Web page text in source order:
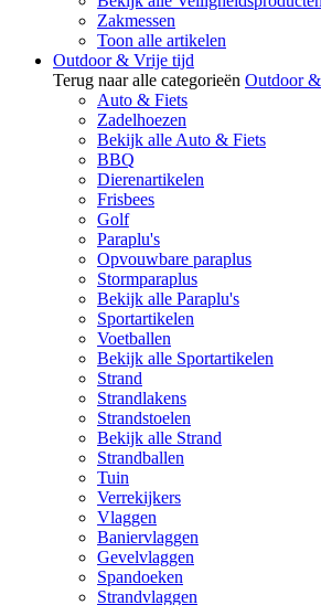
Zakmessen
Toon alle artikelen
Outdoor & Vrije tijd
Terug naar alle categorieën Outdoor
Auto & Fiets
Zadelhoezen
Bekijk alle Auto & Fiets
BBQ
Dierenartikelen
Frisbees
Golf
Paraplu's
Opvouwbare paraplus
Stormparaplus
Bekijk alle Paraplu's
Sportartikelen
Voetballen
Bekijk alle Sportartikelen
Strand
Strandlakens
Strandstoelen
Bekijk alle Strand
Strandballen
Tuin
Verrekijkers
Vlaggen
Baniervlaggen
Gevelvlaggen
Spandoeken
Strandvlaggen